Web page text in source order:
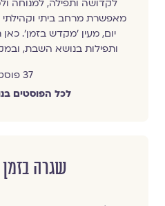
לקדושה ותפילה, למנוחה
מאפשרת מרחב ביתי וקהילתי
יום, מעין 'מקדש בזמן'.
ותפילות בנושא השבת,
37 פוסטים
לכל הפוסטים
שגרה